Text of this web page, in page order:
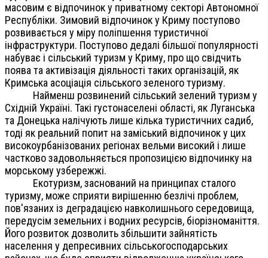
масовим є відпочинок у приватному секторі Автономної
Республіки. Зимовий відпочинок у Криму поступово
розвивається у міру поліпшення туристичної
інфраструктури. Поступово дедалі більшої популярності
набуває і сільський туризм у Криму, про що свідчить
поява та активізація діяльності таких організацій, як
Кримська асоціація сільського зеленого туризму.
Найменш розвинений сільський зелений туризм у
Східній Україні. Такі густонаселені області, як Луганська
та Донецька налічують лише кілька туристичних садиб,
тоді як реальний попит на заміський відпочинок у цих
високоурбанізованих регіонах вельми високий і лише
частково задовольняється пропозицією відпочинку на
морському узбережжі.
Екотуризм, заснований на принципах сталого
туризму, може сприяти вирішенню безлічі проблем,
пов'язаних із деградацією навколишнього середовища,
передусім земельних і водних ресурсів, біорізноманіття.
Його розвиток дозволить збільшити зайнятість
населення у депресивних сільськогосподарських